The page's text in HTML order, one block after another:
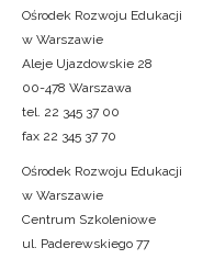
Ośrodek Rozwoju Edukacji
w Warszawie
Aleje Ujazdowskie 28
00-478 Warszawa
tel. 22 345 37 00
fax 22 345 37 70
Ośrodek Rozwoju Edukacji
w Warszawie
Centrum Szkoleniowe
ul. Paderewskiego 77